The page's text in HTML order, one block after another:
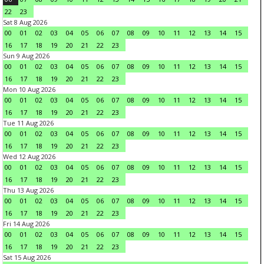
22
23
Sat 8 Aug 2026
00
01 02 03 04 05 06 07 08 09 10 11 12 13 14
15
16
17 18 19 20 21 22
23
Sun 9 Aug 2026
00
01 02 03 04 05 06 07 08 09 10 11 12 13 14
15
16
17 18 19 20 21 22
23
Mon 10 Aug 2026
00
01 02 03 04 05 06 07 08 09 10 11 12 13 14
15
16
17 18 19 20 21 22
23
Tue 11 Aug 2026
00
01 02 03 04 05 06 07 08 09 10 11 12 13 14
15
16
17 18 19 20 21 22
23
Wed 12 Aug 2026
00
01 02 03 04 05 06 07 08 09 10 11 12 13 14
15
16
17 18 19 20 21 22
23
Thu 13 Aug 2026
00
01 02 03 04 05 06 07 08 09 10 11 12 13 14
15
16
17 18 19 20 21 22
23
Fri 14 Aug 2026
00
01 02 03 04 05 06 07 08 09 10 11 12 13 14
15
16
17 18 19 20 21 22
23
Sat 15 Aug 2026